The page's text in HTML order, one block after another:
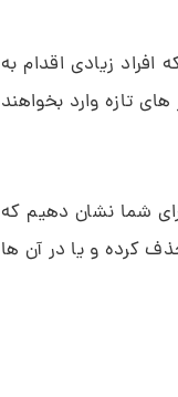
زیادی اقدام به
تازه وارد بخواهند
شما نشان دهیم که
کرده و یا در آن ها